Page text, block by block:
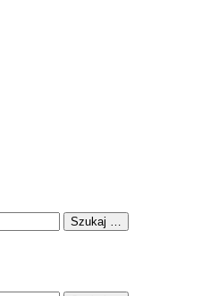
Szukaj …